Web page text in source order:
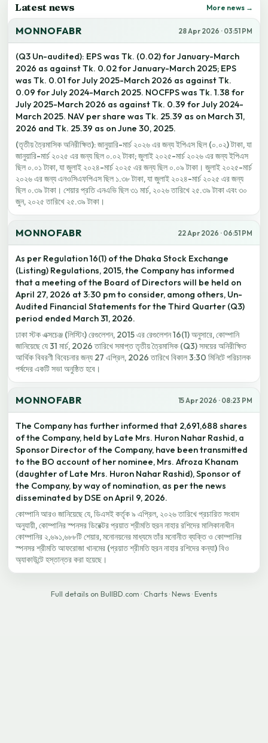
Latest news More news →
MONNOFABR 28 Apr 2026 · 03:51 PM
(Q3 Un-audited): EPS was Tk. (0.02) for January-March
2026 as against Tk. 0.02 for January-March 2025; EPS
was Tk. 0.01 for July 2025-March 2026 as against Tk.
0.09 for July 2024-March 2025. NOCFPS was Tk. 1.38 for
July 2025-March 2026 as against Tk. 0.39 for July 2024-
March 2025. NAV per share was Tk. 25.39 as on March 31,
2026 and Tk. 25.39 as on June 30, 2025.
(তৃতীয় ত্রৈমাসিক অনিরীক্ষিত): জানুয়ারি-মার্চ ২০২৬ এর জন্য ইপিএস ছিল (০.০২) টাকা, যা
জানুয়ারি-মার্চ ২০২৫ এর জন্য ছিল ০.০২ টাকা; জুলাই ২০২৫-মার্চ ২০২৬ এর জন্য ইপিএস
ছিল ০.০১ টাকা, যা জুলাই ২০২৪-মার্চ ২০২৫ এর জন্য ছিল ০.০৯ টাকা। জুলাই ২০২৫-মার্চ
২০২৬ এর জন্য এনওসিএফপিএস ছিল ১.৩৮ টাকা, যা জুলাই ২০২৪-মার্চ ২০২৫ এর জন্য
ছিল ০.৩৯ টাকা। শেয়ার প্রতি এনএভি ছিল ৩১ মার্চ, ২০২৬ তারিখে ২৫.৩৯ টাকা এবং ৩০
জুন, ২০২৫ তারিখে ২৫.৩৯ টাকা।
MONNOFABR 22 Apr 2026 · 06:51 PM
As per Regulation 16(1) of the Dhaka Stock Exchange
(Listing) Regulations, 2015, the Company has informed
that a meeting of the Board of Directors will be held on
April 27, 2026 at 3:30 pm to consider, among others, Un-
Audited Financial Statements for the Third Quarter (Q3)
period ended March 31, 2026.
ঢাকা স্টক এক্সচেঞ্জ (লিস্টিং) রেগুলেশন, 2015 এর রেগুলেশন 16(1) অনুসারে, কোম্পানি
জানিয়েছে যে 31 মার্চ, 2026 তারিখে সমাপ্ত তৃতীয় ত্রৈমাসিক (Q3) সময়ের অনিরীক্ষিত
আর্থিক বিবরণী বিবেচনার জন্য 27 এপ্রিল, 2026 তারিখে বিকাল 3:30 মিনিটে পরিচালক
পর্ষদের একটি সভা অনুষ্ঠিত হবে।
MONNOFABR 15 Apr 2026 · 08:23 PM
The Company has further informed that 2,691,688 shares
of the Company, held by Late Mrs. Huron Nahar Rashid, a
Sponsor Director of the Company, have been transmitted
to the BO account of her nominee, Mrs. Afroza Khanam
(daughter of Late Mrs. Huron Nahar Rashid), Sponsor of
the Company, by way of nomination, as per the news
disseminated by DSE on April 9, 2026.
কোম্পানি আরও জানিয়েছে যে, ডিএসই কর্তৃক ৯ এপ্রিল, ২০২৬ তারিখে প্রচারিত সংবাদ
অনুযায়ী, কোম্পানির স্পনসর ডিরেক্টর প্রয়াত শ্রীমতি হুরন নাহার রশিদের মালিকানাধীন
কোম্পানির ২,৬৯১,৬৮৮টি শেয়ার, মনোনয়নের মাধ্যমে তাঁর মনোনীত ব্যক্তি ও কোম্পানির
স্পনসর শ্রীমতি আফরোজা খানমের (প্রয়াত শ্রীমতি হুরন নাহার রশিদের কন্যা) বিও
অ্যাকাউন্টে হস্তান্তর করা হয়েছে।
Full details on BullBD.com · Charts · News · Events